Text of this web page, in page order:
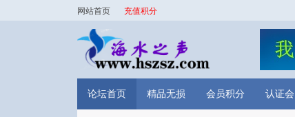
网站首页 充值积分
论坛首页 精品无损 会员积分 认证